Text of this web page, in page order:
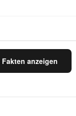
anzeigen